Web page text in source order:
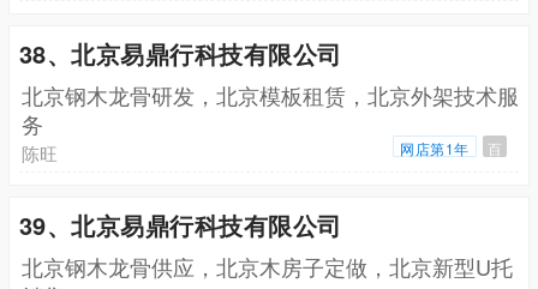
38、北京易鼎行科技有限公司
北京钢木龙骨研发，北京模板租赁，北京外架技术服
务
陈旺 网店第1年 百
39、北京易鼎行科技有限公司
北京钢木龙骨供应，北京木房子定做，北京新型U托